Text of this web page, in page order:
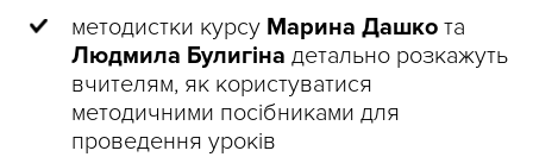
методистки курсу Марина Дашко та
Людмила Булигіна детально розкажуть
вчителям, як користуватися
методичними посібниками для
проведення уроків